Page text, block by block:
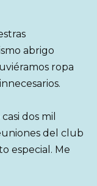
abrigo
ropa
dos mil
del club
especial. Me